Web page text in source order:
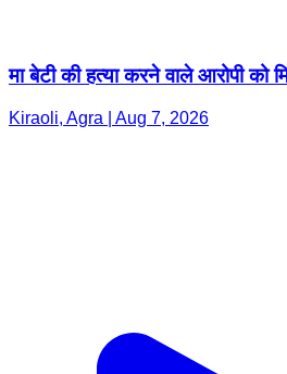
मा बेटी की हत्या करने वाले आरोपी
Kiraoli, Agra | Aug 7, 2026